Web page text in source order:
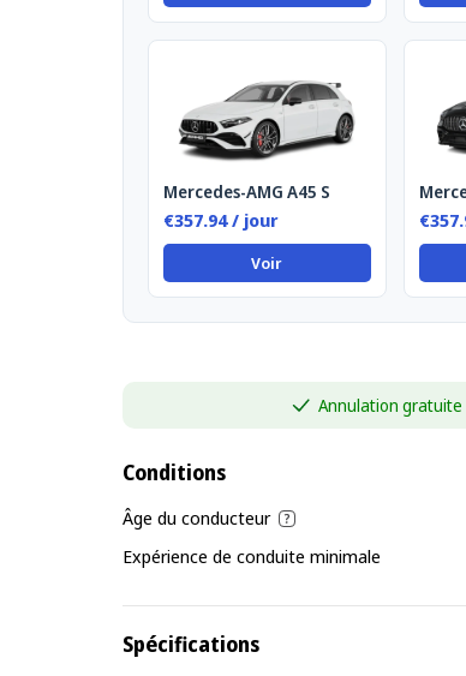
Mercedes-AMG A45 S
€357.94 / jour
Voir
Annulation gratuite
Conditions
Âge du conducteur
Expérience de conduite minimale
Spécifications